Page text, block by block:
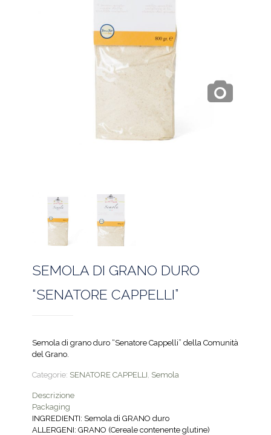
SEMOLA DI GRANO DURO
“SENATORE CAPPELLI”
Semola di grano duro “Senatore Cappelli” della Comunità
del Grano.
Categorie: SENATORE CAPPELLI, Semola
Descrizione
Packaging
INGREDIENTI: Semola di GRANO duro
ALLERGENI: GRANO (Cereale contenente glutine)